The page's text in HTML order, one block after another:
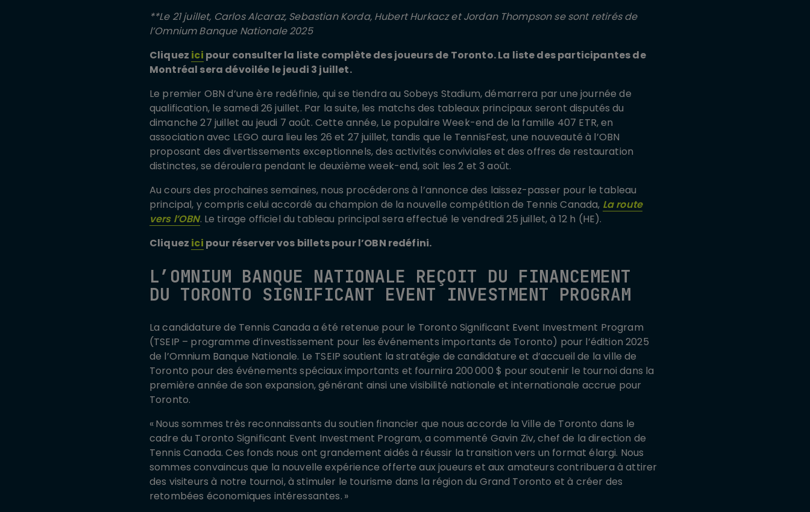
**Le 21 juillet, Carlos Alcaraz, Sebastian Korda, Hubert Hurkacz et Jordan Thompson se sont retirés de
l’Omnium Banque Nationale 2025
Cliquez ici pour consulter la liste complète des joueurs de Toronto. La liste des participantes de
Montréal sera dévoilée le jeudi 3 juillet.
Le premier OBN d’une ère redéfinie, qui se tiendra au Sobeys Stadium, démarrera par une journée de
qualification, le samedi 26 juillet. Par la suite, les matchs des tableaux principaux seront disputés du
dimanche 27 juillet au jeudi 7 août. Cette année, Le populaire Week-end de la famille 407 ETR, en
association avec LEGO aura lieu les 26 et 27 juillet, tandis que le TennisFest, une nouveauté à l’OBN
proposant des divertissements exceptionnels, des activités conviviales et des offres de restauration
distinctes, se déroulera pendant le deuxième week-end, soit les 2 et 3 août.
Au cours des prochaines semaines, nous procéderons à l’annonce des laissez-passer pour le tableau
principal, y compris celui accordé au champion de la nouvelle compétition de Tennis Canada, La route
vers l’OBN. Le tirage officiel du tableau principal sera effectué le vendredi 25 juillet, à 12 h (HE).
Cliquez ici pour réserver vos billets pour l’OBN redéfini.
L’OMNIUM BANQUE NATIONALE REÇOIT DU FINANCEMENT
DU TORONTO SIGNIFICANT EVENT INVESTMENT PROGRAM
La candidature de Tennis Canada a été retenue pour le Toronto Significant Event Investment Program
(TSEIP – programme d’investissement pour les événements importants de Toronto) pour l’édition 2025
de l’Omnium Banque Nationale. Le TSEIP soutient la stratégie de candidature et d’accueil de la ville de
Toronto pour des événements spéciaux importants et fournira 200 000 $ pour soutenir le tournoi dans la
première année de son expansion, générant ainsi une visibilité nationale et internationale accrue pour
Toronto.
« Nous sommes très reconnaissants du soutien financier que nous accorde la Ville de Toronto dans le
cadre du Toronto Significant Event Investment Program, a commenté Gavin Ziv, chef de la direction de
Tennis Canada. Ces fonds nous ont grandement aidés à réussir la transition vers un format élargi. Nous
sommes convaincus que la nouvelle expérience offerte aux joueurs et aux amateurs contribuera à attirer
des visiteurs à notre tournoi, à stimuler le tourisme dans la région du Grand Toronto et à créer des
retombées économiques intéressantes. »